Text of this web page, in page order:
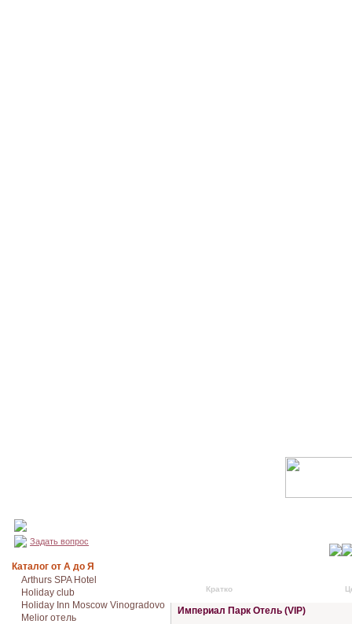
Задать вопрос
Каталог от А до Я
Arthurs SPA Hotel
Holiday club
Holiday Inn Moscow Vinogradovo
Melior отель
Кратко
Империал Парк Отель (VIP)